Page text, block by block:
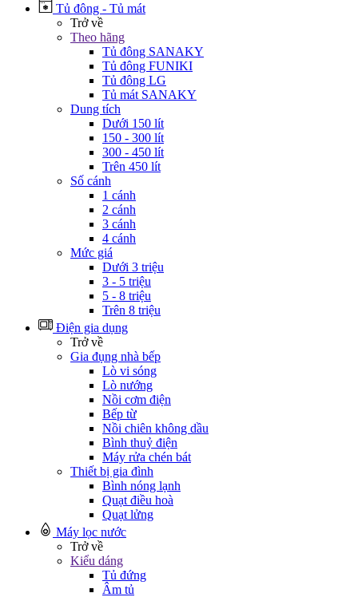
Tủ đông - Tủ mát
Trở về
Theo hãng
Tủ đông SANAKY
Tủ đông FUNIKI
Tủ đông LG
Tủ mát SANAKY
Dung tích
Dưới 150 lít
150 - 300 lít
300 - 450 lít
Trên 450 lít
Số cánh
1 cánh
2 cánh
3 cánh
4 cánh
Mức giá
Dưới 3 triệu
3 - 5 triệu
5 - 8 triệu
Trên 8 triệu
Điện gia dụng
Trở về
Gia đụng nhà bếp
Lò vi sóng
Lò nướng
Nồi cơm điện
Bếp từ
Nồi chiên không dầu
Bình thuỷ điện
Máy rửa chén bát
Thiết bị gia đình
Bình nóng lạnh
Quạt điều hoà
Quạt lửng
Máy lọc nước
Trở về
Kiểu dáng
Tủ đứng
Âm tủ